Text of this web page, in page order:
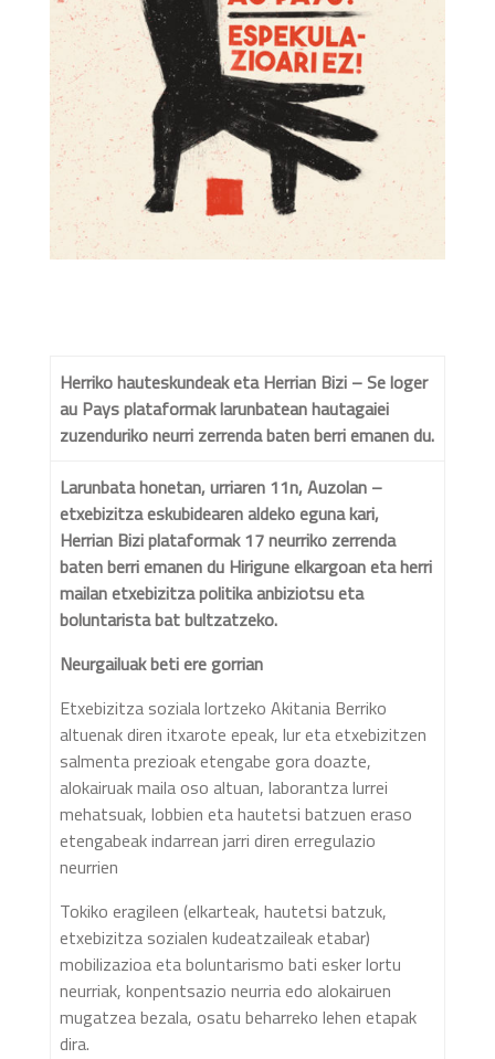
Herriko hauteskundeak etaHerrian Bizi – Se loger
au Pays plataformak larunbatean hautagaiei
zuzenduriko neurri zerrenda baten berri emanen du.
Larunbata honetan, urriaren 11n, Auzolan –
etxebizitza eskubidearen aldeko eguna kari,
Herrian Bizi plataformak 17 neurriko zerrenda
baten berri emanen du Hirigune elkargoan eta herri
mailan etxebizitza politika anbiziotsu eta
boluntarista bat bultzatzeko.
Neurgailuak beti ere gorrian
Etxebizitza soziala lortzeko Akitania Berriko
altuenak diren itxarote epeak, lur eta etxebizitzen
salmenta prezioak etengabe gora doazte,
alokairuak maila oso altuan, laborantza lurrei
mehatsuak, lobbien eta hautetsi batzuen eraso
etengabeak indarrean jarri diren erregulazio
neurrien
Tokiko eragileen (elkarteak, hautetsi batzuk,
etxebizitza sozialen kudeatzaileak etabar)
mobilizazioa eta boluntarismo bati esker lortu
neurriak, konpentsazio neurria edo alokairuen
mugatzea bezala, osatu beharreko lehen etapak
dira.